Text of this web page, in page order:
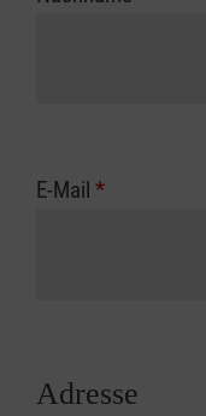
E-Mail *
Adresse